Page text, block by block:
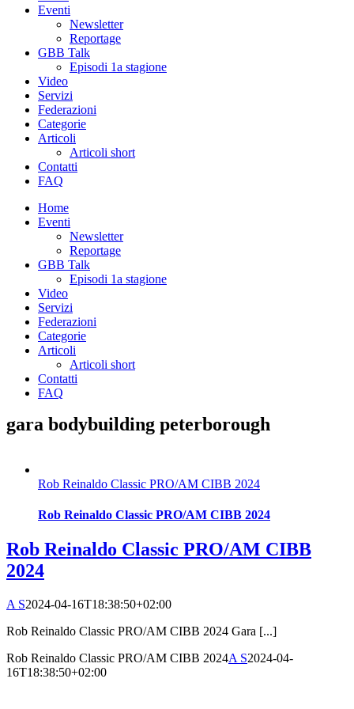
Eventi
Newsletter
Reportage
GBB Talk
Episodi 1a stagione
Video
Servizi
Federazioni
Categorie
Articoli
Articoli short
Contatti
FAQ
Home
Eventi
Newsletter
Reportage
GBB Talk
Episodi 1a stagione
Video
Servizi
Federazioni
Categorie
Articoli
Articoli short
Contatti
FAQ
gara bodybuilding peterborough
Rob Reinaldo Classic PRO/AM CIBB 2024
Rob Reinaldo Classic PRO/AM CIBB 2024
Rob Reinaldo Classic PRO/AM CIBB
2024
A S2024-04-16T18:38:50+02:00
Rob Reinaldo Classic PRO/AM CIBB 2024 Gara [...]
Rob Reinaldo Classic PRO/AM CIBB 2024A S2024-04-
16T18:38:50+02:00